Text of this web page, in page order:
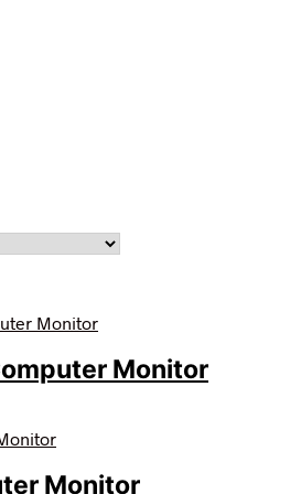
Monitor
Monitor